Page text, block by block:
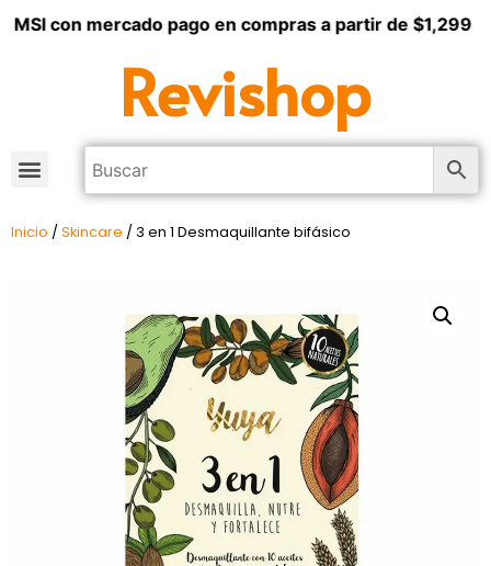
con mercado pago en compras a partir de $1,299
Revishop
Inicio / Skincare / 3 en 1 Desmaquillante bifásico